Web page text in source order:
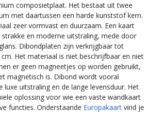
composietplaat. Het bestaat uit twee
met daartussen een harde kunststof kern.
zeer vormvast en duurzaam. Een kaart
en moderne uitstraling, mede door
Dibondplaten zijn verkrijgbaar tot
Het materiaal is niet beschrijfbaar en niet
er geen magneetjes op worden gebruikt,
magnetisch is. Dibond wordt vooral
luxe uitstraling en de lange levensduur. Het
oplossing voor wie een vaste wandkaart
functies. Onderstaande Europakaart vind je